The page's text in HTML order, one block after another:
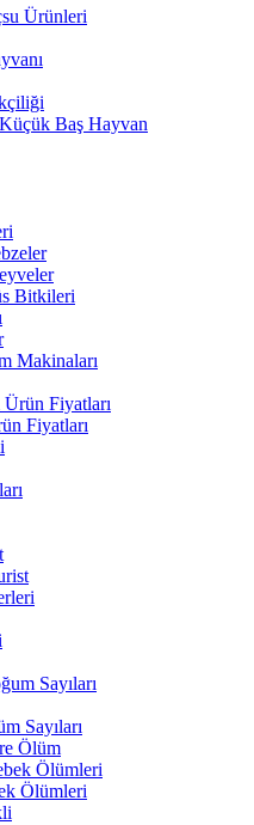
Ürünleri
Baş Hayvan
Bitkileri
Makinaları
Fiyatları
Fiyatları
Sayıları
Sayıları
Ölüm
Ölümleri
Ölümleri